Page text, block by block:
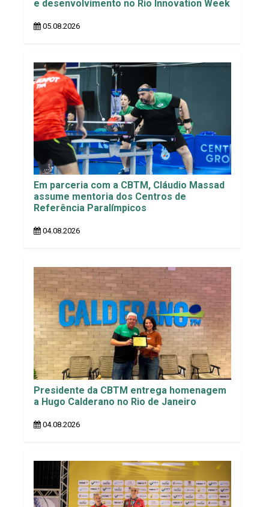
e desenvolvimento no Rio Innovation Week
05.08.2026
Em parceria com a CBTM, Cláudio Massad
assume mentoria dos Centros de
Referência Paralímpicos
04.08.2026
Presidente da CBTM entrega homenagem
a Hugo Calderano no Rio de Janeiro
04.08.2026